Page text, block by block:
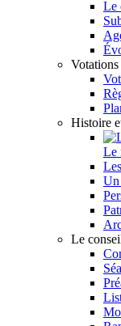
Le
Histoire
Le
Un
Le